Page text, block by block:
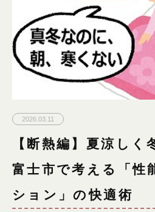
2026.03.11
【断熱編】夏涼しく
富士市で考える「性
ション」の快適術